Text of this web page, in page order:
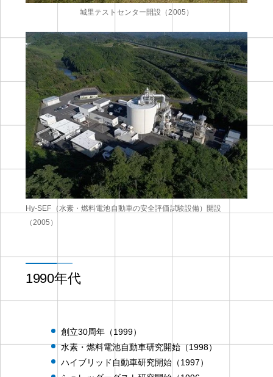
城里テストセンター開設（2005）
Hy-SEF（水素・燃料電池自動車の安全評価試験設備）開設
（2005）
1990年代
創立30周年（1999）
水素・燃料電池自動車研究開始（1998）
ハイブリッド自動車研究開始（1997）